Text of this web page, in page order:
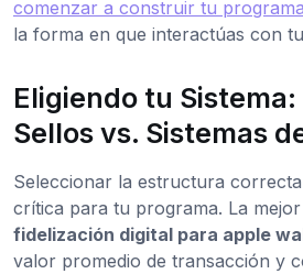
comenzar a construir tu
la forma en que interactúas con
Eligiendo tu
Sellos vs. Sistemas
Seleccionar la estructura
crítica para tu programa. La mejor
fidelización digital para apple
valor promedio de transacción y